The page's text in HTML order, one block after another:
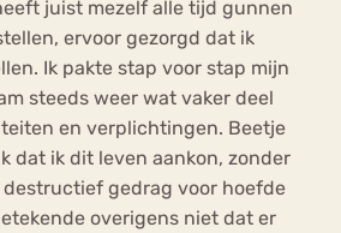
juist mezelf alle tijd gunnen
ervoor gezorgd dat ik
Ik pakte stap voor stap mijn
steeds weer wat vaker deel
en verplichtingen. Beetje
dat ik dit leven aankon, zonder
gedrag voor hoefde
overigens niet dat er